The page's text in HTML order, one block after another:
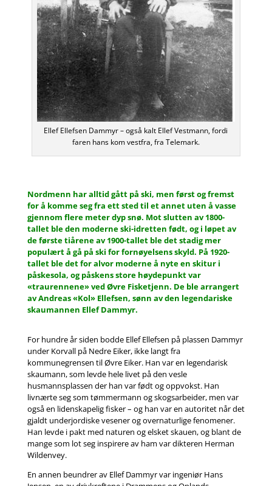
Ellef Ellefsen Dammyr – også kalt Ellef Vestmann, fordi
faren hans kom vestfra, fra Telemark.
Nordmenn har alltid gått på ski, men først og fremst
for å komme seg fra ett sted til et annet uten å vasse
gjennom flere meter dyp snø. Mot slutten av 1800-
tallet ble den moderne ski-idretten født, og i løpet av
de første tiårene av 1900-tallet ble det stadig mer
populært å gå på ski for fornøyelsens skyld. På 1920-
tallet ble det for alvor moderne å nyte en skitur i
påskesola, og påskens store høydepunkt var
«traurennene» ved Øvre Fisketjenn. De ble arrangert
av Andreas «Kol» Ellefsen, sønn av den legendariske
skaumannen Ellef Dammyr.
For hundre år siden bodde Ellef Ellefsen på plassen Dammyr
under Korvall på Nedre Eiker, ikke langt fra
kommunegrensen til Øvre Eiker. Han var en legendarisk
skaumann, som levde hele livet på den vesle
husmannsplassen der han var født og oppvokst. Han
livnærte seg som tømmermann og skogsarbeider, men var
også en lidenskapelig fisker – og han var en autoritet når det
gjaldt underjordiske vesener og overnaturlige fenomener.
Han levde i pakt med naturen og elsket skauen, og blant de
mange som lot seg inspirere av ham var dikteren Herman
Wildenvey.
En annen beundrer av Ellef Dammyr var ingeniør Hans